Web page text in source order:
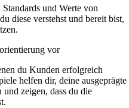
und Werte von
diese verstehst und bereit bist,
vor
du Kunden erfolgreich
helfen dir, deine ausgeprägte
zeigen, dass du die